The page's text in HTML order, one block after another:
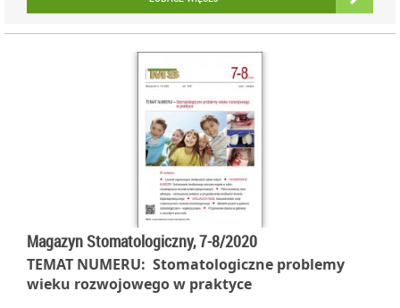
Magazyn Stomatologiczny, 7-8/2020
TEMAT NUMERU: Stomatologiczne problemy
wieku rozwojowego w praktyce